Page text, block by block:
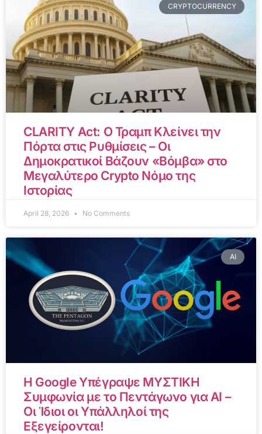
CRYPTOCURRENCY
CLARITY Act: Ο Τραμπ Κλείνει την
Πόρτα στις Ρυθμίσεις – Οι
Δημοκρατικοί Βάζουν «Βόμβα» στο
Μεγαλύτερο Crypto Νόμο της
Ιστορίας
April 28, 2026 No Comments
AI
Η Google Υπέγραψε ΜΥΣΤΙΚΗ
Συμφωνία με το Πεντάγωνο για AI –
Οι Ίδιοι οι Υπάλληλοί της
Εξεγείρονται!